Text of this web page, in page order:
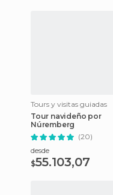
Tours y visitas guiadas
Tour navideño por
Núremberg
(20)
desde
$55.103,07